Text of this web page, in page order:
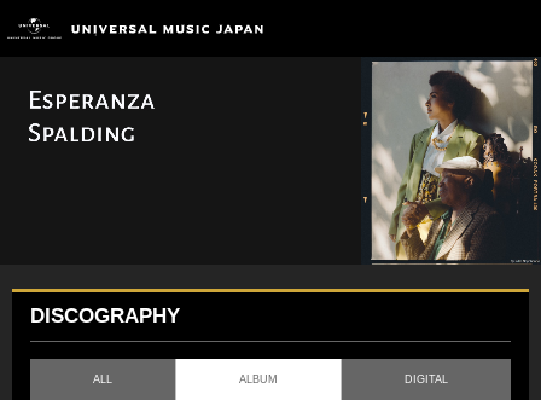
DISCOGRAPHY
ALL ALBUM DIGITAL